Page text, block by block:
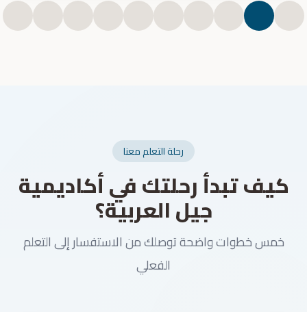
رحلة التعلم معنا
كيف تبدأ رحلتك في أكاديمية
جيل العربية؟
خمس خطوات واضحة توصلك من الاستفسار إلى التعلم
الفعلي